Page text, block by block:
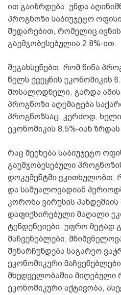
ით გაიზრდება. უნდა
პროგნოზი საბიუჯეტო
შედარებით, რომელიც
გაუმჯობესებულია 2.8%-ით.
შეგახსენებთ, რომ წინა
წელს ქვეყნის ეკონომიკის
მოსალოდნელი. გარდა
პროგნოზი აღემატება
პროგნოზსაც, კერძოდ,
ეკონომიკის 8.5%-იან
რაც შეეხება საბიუჯეტო
გაუმჯობესებული
დოკუმენტში ვკითხულობთ,
და საშუალოვადიან
კორონა ვირუსის პანდემიის
დაფიქსირებული მაღალი
ტენდენციები, უფრო მეტად
მაჩვენებლები,
შენარჩუნდება საგარეო
ეკონომიკური
მხედველობაშია მიღებული
ეკონომიკური აქტივობა,